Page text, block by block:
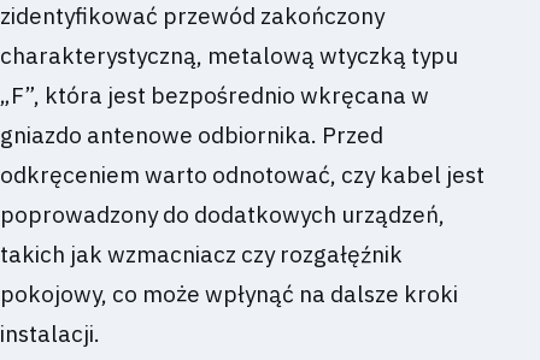
zidentyfikować przewód zakończony
charakterystyczną, metalową wtyczką typu
„F”, która jest bezpośrednio wkręcana w
gniazdo antenowe odbiornika. Przed
odkręceniem warto odnotować, czy kabel jest
poprowadzony do dodatkowych urządzeń,
takich jak wzmacniacz czy rozgałęźnik
pokojowy, co może wpłynąć na dalsze kroki
instalacji.